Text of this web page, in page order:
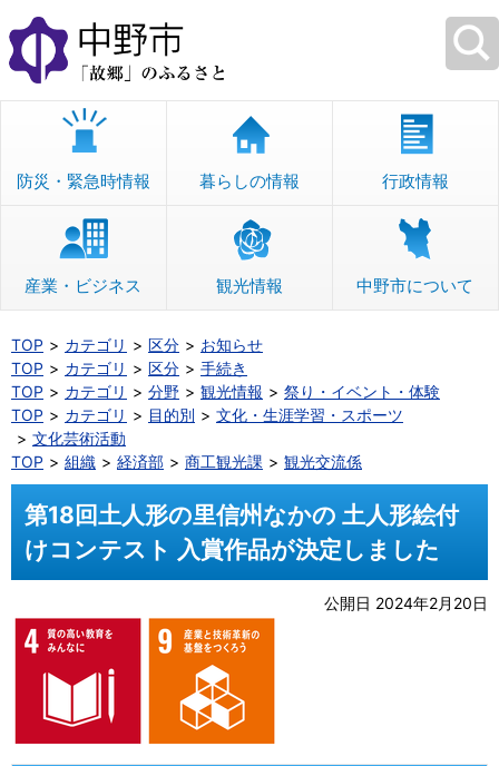
本
文
へ
移
防災・緊急時情報 暮らしの情報 行政情報
産業・ビジネス 観光情報 中野市について
TOP カテゴリ 区分
お知らせ
TOP
カテゴリ 区分
手続き
TOP
カテゴリ 分野 観光情報
祭り・イベント・体験
TOP
カテゴリ 目的別
文化・生涯学習・スポーツ
文化芸術活動
TOP
組織 経済部 商工観光課 観光交流係
第18回土人形の里信州なかの 土人形絵付
けコンテスト 入賞作品が決定しました
公開日 2024年2月20日